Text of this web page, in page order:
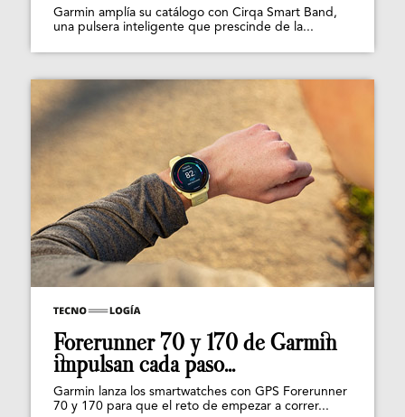
Garmin amplía su catálogo con Cirqa Smart Band,
una pulsera inteligente que prescinde de la...
Forerunner 70 y 170 de Garmin
impulsan cada paso...
Garmin lanza los smartwatches con GPS Forerunner
70 y 170 para que el reto de empezar a correr...